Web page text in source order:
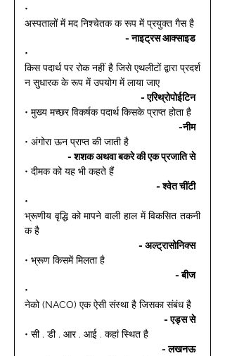
•
अस्पतालों में मद निश्चेतक क रूप में प्रयुक्त गैस है
- नाइट्रस आक्साइड
•
किस पदार्थ पर रोक नहीं है जिसे एथलीटों द्वारा प्रदर्श
न सुधारक के रूप में उपयोग में लाया जाए
- एरिथ्रोपोईटिन
• मुख्य मच्छर विकर्षक पदार्थ किसके प्राप्त होता है
-नीम
• अंगोरा ऊन प्राप्त की जाती है
- शशक अथवा बकरे की एक प्रजाति से
• दीमक को यह भी कहते हैं
- श्वेत चींटी
•
भ्रूणीय वृद्धि को मापने वाली हाल में विकसित तकनी
क है
- अल्ट्रासोनिक्स
• भ्रूण किसमें मिलता है
- बीज
•
नेको (NACO) एक ऐसी संस्था है जिसका संबंध है
- एड्स से
• सी . डी . आर . आई . कहां स्थित है
- लखनऊ